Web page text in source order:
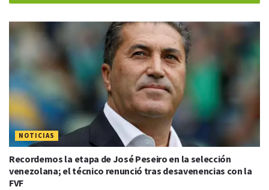
NOTICIAS
Recordemos la etapa de José Peseiro en la selección
venezolana; el técnico renunció tras desavenencias con la
FVF